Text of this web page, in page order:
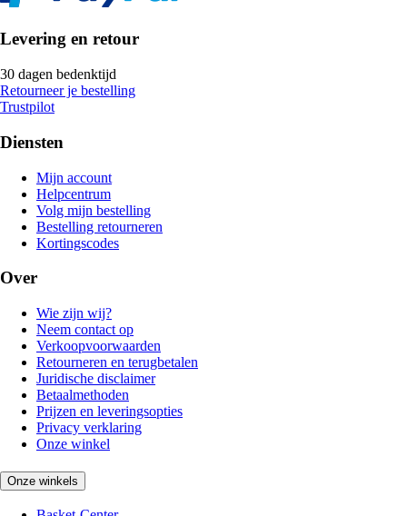
Levering en retour
30 dagen bedenktijd
Retourneer je bestelling
Trustpilot
Diensten
Mijn account
Helpcentrum
Volg mijn bestelling
Bestelling retourneren
Kortingscodes
Over
Wie zijn wij?
Neem contact op
Verkoopvoorwaarden
Retourneren en terugbetalen
Juridische disclaimer
Betaalmethoden
Prijzen en leveringsopties
Privacy verklaring
Onze winkel
Onze winkels